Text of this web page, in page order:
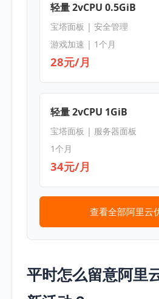
轻量 2vCPU 0.5GiB
宝塔面板 | 安全管理
游戏加速 | 1个月
28元/月
轻量 2vCPU 1GiB
宝塔面板 | 服务器面板
1个月
34元/月
查看全部阿里云
平时怎么留意阿里